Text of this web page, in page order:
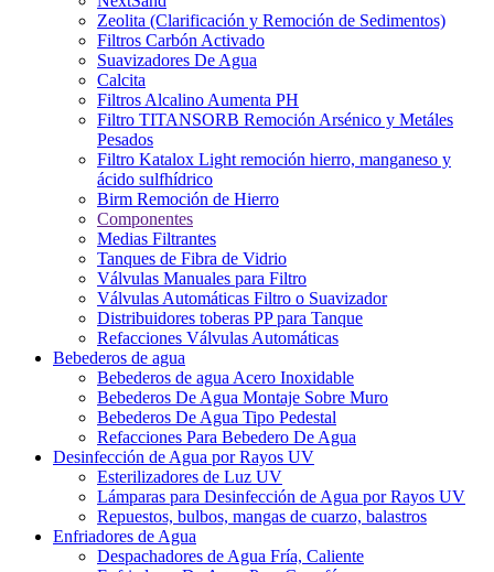
Zeolita (Clarificación y Remoción de Sedimentos)
Filtros Carbón Activado
Suavizadores De Agua
Calcita
Filtros Alcalino Aumenta PH
Filtro TITANSORB Remoción Arsénico y Metáles
Pesados
Filtro Katalox Light remoción hierro, manganeso y
ácido sulfhídrico
Birm Remoción de Hierro
Componentes
Medias Filtrantes
Tanques de Fibra de Vidrio
Válvulas Manuales para Filtro
Válvulas Automáticas Filtro o Suavizador
Distribuidores toberas PP para Tanque
Refacciones Válvulas Automáticas
Bebederos de agua
Bebederos de agua Acero Inoxidable
Bebederos De Agua Montaje Sobre Muro
Bebederos De Agua Tipo Pedestal
Refacciones Para Bebedero De Agua
Desinfección de Agua por Rayos UV
Esterilizadores de Luz UV
Lámparas para Desinfección de Agua por Rayos UV
Repuestos, bulbos, mangas de cuarzo, balastros
Enfriadores de Agua
Despachadores de Agua Fría, Caliente